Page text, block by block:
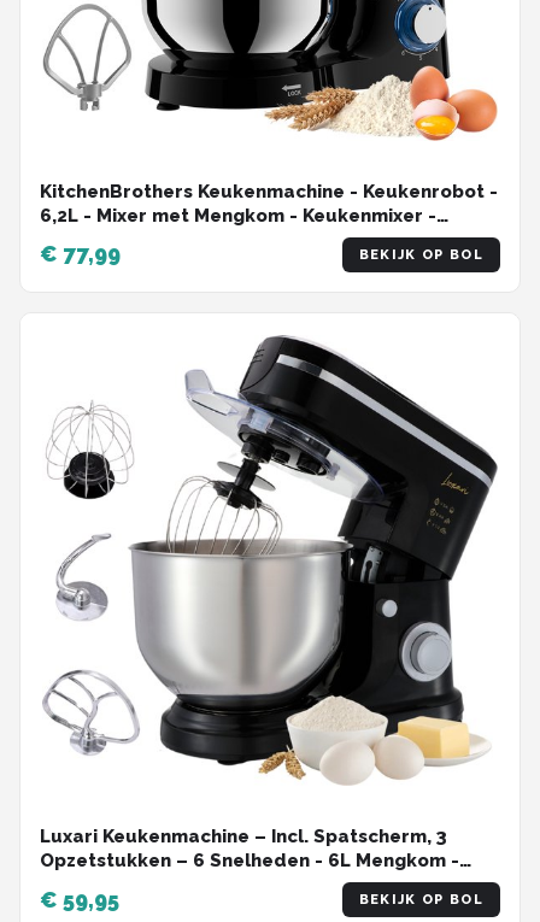
KitchenBrothers Keukenmachine - Keukenrobot -
6,2L - Mixer met Mengkom - Keukenmixer -
€ 77,99 BEKIJK OP BOL
Luxari Keukenmachine – Incl. Spatscherm, 3
Opzetstukken – 6 Snelheden - 6L Mengkom -
1500W - Keukenrobot - Foodprocessor -
Keukenmixer - Zwart
€ 59,95 BEKIJK OP BOL